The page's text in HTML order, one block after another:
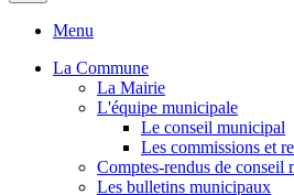
Menu
La Commune
La Mairie
L'équipe municipale
Le conseil municipal
Les commissions et
Comptes-rendus de conseil
Les bulletins municipaux